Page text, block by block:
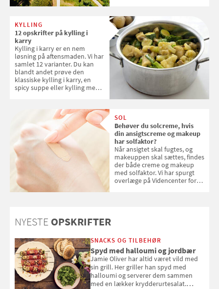
KYLLING
12 opskrifter på kylling i
karry
Kylling i karry er en nem
løsning på aftensmaden. Vi har
samlet 12 varianter. Du kan
blandt andet prøve den
klassiske kylling i karry, en
spicy suppe eller kylling med
SOL
Behøver du solcreme, hvis
din ansigtscreme og makeup
har solfaktor?
Når ansigtet skal fugtes, og
makeuppen skal sættes, findes
der både creme og makeup
med solfaktor. Vi har spurgt
overlæge på Videncenter for
NYESTE OPSKRIFTER
SNACKS OG TILBEHØR
Spyd med halloumi og jordbær
Jamie Oliver har altid været vild med
sin grill. Her griller han spyd med
halloumi og serverer dem sammen
med en lækker krydderurtesalat.